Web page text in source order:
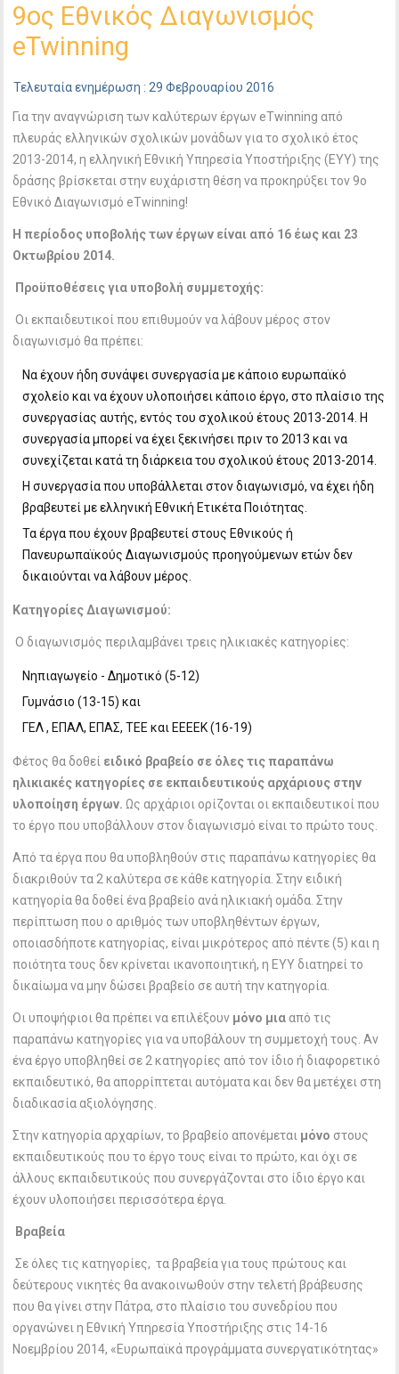
9oς Εθνικός Διαγωνισμός
eTwinning
Τελευταία ενημέρωση : 29 Φεβρουαρίου 2016
Για την αναγνώριση των καλύτερων έργων eTwinning από
πλευράς ελληνικών σχολικών μονάδων για το σχολικό έτος
2013-2014, η ελληνική Εθνική Υπηρεσία Υποστήριξης (ΕΥΥ) της
δράσης βρίσκεται στην ευχάριστη θέση να προκηρύξει τον 9o
Εθνικό Διαγωνισμό eTwinning!
Η περίοδος υποβολής των έργων είναι από 16 έως και 23
Οκτωβρίου 2014.
Προϋποθέσεις για υποβολή συμμετοχής:
Οι εκπαιδευτικοί που επιθυμούν να λάβουν μέρος στον
διαγωνισμό θα πρέπει:
Να έχουν ήδη συνάψει συνεργασία με κάποιο ευρωπαϊκό
σχολείο και να έχουν υλοποιήσει κάποιο έργο, στο πλαίσιο της
συνεργασίας αυτής, εντός του σχολικού έτους 2013-2014. Η
συνεργασία μπορεί να έχει ξεκινήσει πριν το 2013 και να
συνεχίζεται κατά τη διάρκεια του σχολικού έτους 2013-2014.
Η συνεργασία που υποβάλλεται στον διαγωνισμό, να έχει ήδη
βραβευτεί με ελληνική Εθνική Ετικέτα Ποιότητας.
Τα έργα που έχουν βραβευτεί στους Εθνικούς ή
Πανευρωπαϊκούς Διαγωνισμούς προηγούμενων ετών δεν
δικαιούνται να λάβουν μέρος.
Κατηγορίες Διαγωνισμού:
Ο διαγωνισμός περιλαμβάνει τρεις ηλικιακές κατηγορίες:
Νηπιαγωγείο - Δημοτικό (5-12)
Γυμνάσιο (13-15) και
ΓΕΛ , ΕΠΑΛ, ΕΠΑΣ, TEE και ΕΕΕΕΚ (16-19)
Φέτος θα δοθεί ειδικό βραβείο σε όλες τις παραπάνω
ηλικιακές κατηγορίες σε εκπαιδευτικούς αρχάριους στην
υλοποίηση έργων. Ως αρχάριοι ορίζονται οι εκπαιδευτικοί που
το έργο που υποβάλλουν στον διαγωνισμό είναι το πρώτο τους.
Από τα έργα που θα υποβληθούν στις παραπάνω κατηγορίες θα
διακριθούν τα 2 καλύτερα σε κάθε κατηγορία. Στην ειδική
κατηγορία θα δοθεί ένα βραβείο ανά ηλικιακή ομάδα. Στην
περίπτωση που ο αριθμός των υποβληθέντων έργων,
οποιασδήποτε κατηγορίας, είναι μικρότερος από πέντε (5) και η
ποιότητα τους δεν κρίνεται ικανοποιητική, η ΕΥΥ διατηρεί το
δικαίωμα να μην δώσει βραβείο σε αυτή την κατηγορία.
Οι υποψήφιοι θα πρέπει να επιλέξουν μόνο μια από τις
παραπάνω κατηγορίες για να υποβάλουν τη συμμετοχή τους. Αν
ένα έργο υποβληθεί σε 2 κατηγορίες από τον ίδιο ή διαφορετικό
εκπαιδευτικό, θα απορρίπτεται αυτόματα και δεν θα μετέχει στη
διαδικασία αξιολόγησης.
Στην κατηγορία αρχαρίων, το βραβείο απονέμεται μόνο στους
εκπαιδευτικούς που το έργο τους είναι το πρώτο, και όχι σε
άλλους εκπαιδευτικούς που συνεργάζονται στο ίδιο έργο και
έχουν υλοποιήσει περισσότερα έργα.
Βραβεία
Σε όλες τις κατηγορίες, τα βραβεία για τους πρώτους και
δεύτερους νικητές θα ανακοινωθούν στην τελετή βράβευσης
που θα γίνει στην Πάτρα, στο πλαίσιο του συνεδρίου που
οργανώνει η Εθνική Υπηρεσία Υποστήριξης στις 14-16
Νοεμβρίου 2014, «Ευρωπαϊκά προγράμματα συνεργατικότητας»